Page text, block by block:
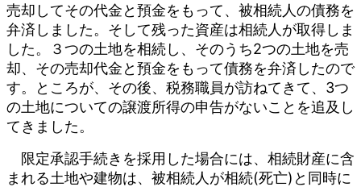
売却してその代金と預金をもって、被相続人の債務を
弁済しました。そして残った資産は相続人が取得しま
した。３つの土地を相続し、そのうち2つの土地を売
却、その売却代金と預金をもって債務を弁済したので
す。ところが、その後、税務職員が訪ねてきて、3つ
の土地についての譲渡所得の申告がないことを追及し
てきました。
限定承認手続きを採用した場合には、相続財産に含
まれる土地や建物は、被相続人が相続(死亡)と同時に